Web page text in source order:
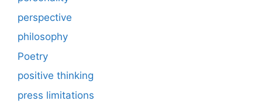
perspective
philosophy
Poetry
positive thinking
press limitations